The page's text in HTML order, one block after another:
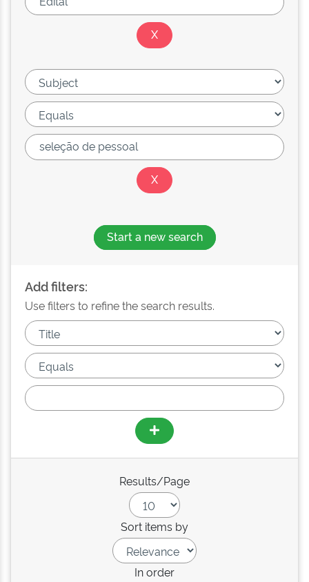
Start a new search
Add filters:
Use filters to refine the search results.
Results/Page
Sort items by
In order